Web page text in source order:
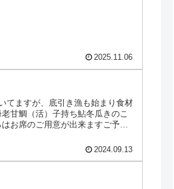
2025.11.06
てますが、底引き漁も始まり食材
甘鯛（活）子持ち鮎冬瓜きのこ
お席のご用意が出来ますご予約
2024.09.13